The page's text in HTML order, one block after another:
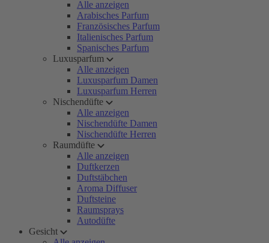
Alle anzeigen
Arabisches Parfum
Französisches Parfum
Italienisches Parfum
Spanisches Parfum
Luxusparfum
Alle anzeigen
Luxusparfum Damen
Luxusparfum Herren
Nischendüfte
Alle anzeigen
Nischendüfte Damen
Nischendüfte Herren
Raumdüfte
Alle anzeigen
Duftkerzen
Duftstäbchen
Aroma Diffuser
Duftsteine
Raumsprays
Autodüfte
Gesicht